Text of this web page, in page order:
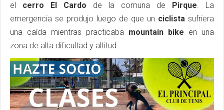
el cerro El Cardo de la comuna de Pirque. La
emergencia se produjo luego de que un ciclista sufriera
una caída mientras practicaba mountain bike en una
zona de alta dificultad y altitud.